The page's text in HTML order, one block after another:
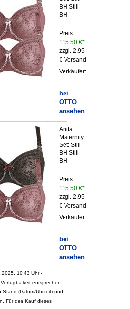
BH Still
BH
Preis:
115.50 €*
zzgl. 2.95
€ Versand
Verkäufer:
bei
OTTO
ansehen
Anita
Maternity
Set: Still-
BH Still
BH
Preis:
115.50 €*
zzgl. 2.95
€ Versand
Verkäufer:
bei
OTTO
ansehen
10:43 Uhr -
entsprechen
Stand (Datum/Uhrzeit) und
Für den Kauf dieses